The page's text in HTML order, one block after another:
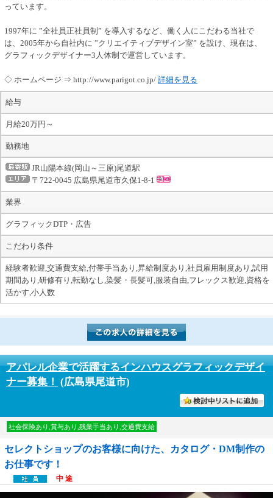
っています。
1997年に ”全社員正社員制” を導入するなど、働く人にこだわる当社で
は、2005年から自社内に ”クリエイティブデザイン室” を設け、現在は、
グラフィックデザイナー3人体制で運営しています。
◇ ホームページ ⇒ http://www.parigot.co.jp/ 詳細を見る
給与
月給20万円～
勤務地
JR山陽本線(岡山～三原)尾道駅
〒722-0045 広島県尾道市久保1-8-1
業界
グラフィックDTP・広告
こだわり条件
経験者歓迎,交通費支給,付帯手当あり,昇給制度あり,社員雇用制度あり,試用
期間あり,研修有り,転勤なし,染髪・長髪可,服装自由,フレックス歓迎,資格を
活かす,小人数
アパレル企業で活躍するインハウスグラフィックデザイ
ナー募集！ (広島県尾道市)
社会保険あり,賞与あり,残業手当あり,交通費支給
セレクトショップのお客様に向けた、カタログ・DM制作の
お仕事です！
中 途